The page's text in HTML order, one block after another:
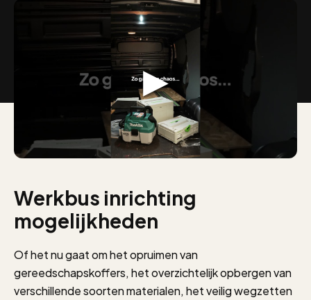
Werkbus inrichting
mogelijkheden
Of het nu gaat om het opruimen van
gereedschapskoffers, het overzichtelijk opbergen van
verschillende soorten materialen, het veilig wegzetten